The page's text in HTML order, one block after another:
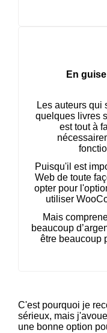
En
Les auteurs qui
quelques livres
est tout à
Puisqu'il est
Web de toute
opter pour
utiliser
Mais
beaucoup
être beaucoup
C'est pourquoi je
sérieux, mais
une bonne option